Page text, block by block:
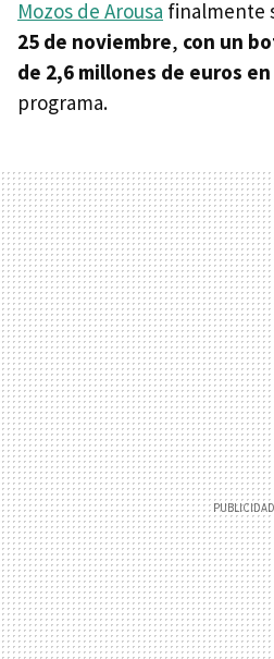
Mozos de Arousa finalmente
25 de noviembre, con un
de 2,6 millones de euros
programa.